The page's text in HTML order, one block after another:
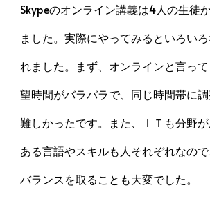
Skypeのオンライン講義は4人の生徒
ました。実際にやってみるといろい
れました。まず、オンラインと言っ
望時間がバラバラで、同じ時間帯に
難しかったです。また、ＩＴも分野
ある言語やスキルも人それぞれなの
バランスを取ることも大変でした。